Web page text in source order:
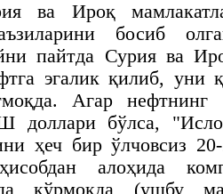
ва Ироқ
босиб
пайтда Сурия ва
эгалик қилиб, уни
Агар
доллари бўлса,
ҳеч бир ўлчовсиз
алоҳида